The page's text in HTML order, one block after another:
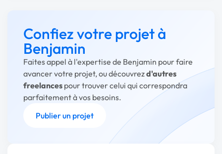
Confiez votre projet à
Benjamin
Faites appel à l'expertise de Benjamin pour faire
avancer votre projet, ou découvrezd'autres
freelances pour trouver celui qui correspondra
parfaitement à vos besoins.
Publier un projet